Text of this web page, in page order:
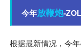
今年放鞭炮-ZOL
根据最新情况，今